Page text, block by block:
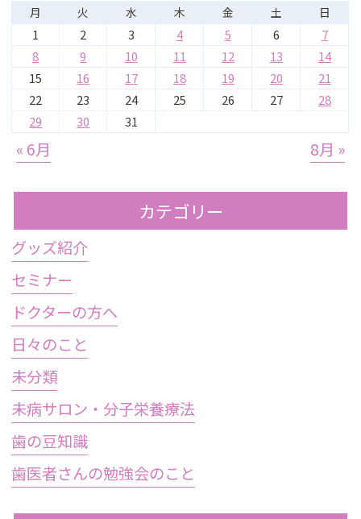
月 火 水 木 金 土 日
1 2 3 4 5 6
7
8
9 10 11 12 13
14
15
16 17 18 19 20
21
22
23 24 25 26 27
28
29
30 31
« 6月 8月 »
カテゴリー
グッズ紹介
セミナー
ドクターの方へ
日々のこと
未分類
未病サロン・分子栄養療法
歯の豆知識
歯医者さんの勉強会のこと